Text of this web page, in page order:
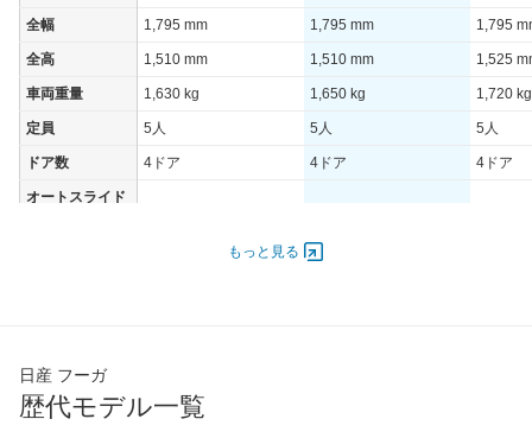
全幅 1,795 mm 1,795 mm 1,795
全高 1,510 mm 1,510 mm 1,525
車両重量 1,630 kg 1,650 kg 1,720 kg
定員 5人 5人 5人
ドア数 4ドア 4ドア 4ドア
オートスライド
タイヤ
タイヤサイズ
もっと見る
日産 フーガ
歴代モデル一覧